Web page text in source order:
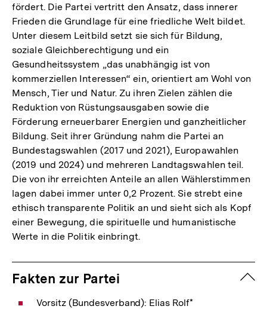
fördert. Die Partei vertritt den Ansatz, dass innerer
Frieden die Grundlage für eine friedliche Welt bildet.
Unter diesem Leitbild setzt sie sich für Bildung,
soziale Gleichberechtigung und ein
Gesundheitssystem „das unabhängig ist von
kommerziellen Interessen“ ein, orientiert am Wohl von
Mensch, Tier und Natur. Zu ihren Zielen zählen die
Reduktion von Rüstungsausgaben sowie die
Förderung erneuerbarer Energien und ganzheitlicher
Bildung. Seit ihrer Gründung nahm die Partei an
Bundestagswahlen (2017 und 2021), Europawahlen
(2019 und 2024) und mehreren Landtagswahlen teil.
Die von ihr erreichten Anteile an allen Wählerstimmen
lagen dabei immer unter 0,2 Prozent. Sie strebt eine
ethisch transparente Politik an und sieht sich als Kopf
einer Bewegung, die spirituelle und humanistische
Werte in die Politik einbringt.
Fakten zur Partei
Vorsitz (Bundesverband): Elias Rolf*